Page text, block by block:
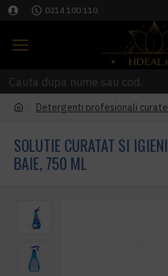
0314 100 110
Detergenti profesionali
SOLUTIE CURATAT SI
BAIE, 750 ML